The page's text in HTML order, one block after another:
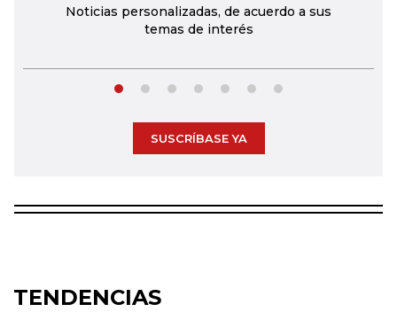
Noticias personalizadas, de acuerdo a sus
temas de interés
SUSCRÍBASE YA
TENDENCIAS